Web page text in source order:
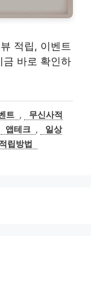
적립, 이벤트
금 바로 확인하
트 ,
무신사적
앱테크 ,
일상
립방법